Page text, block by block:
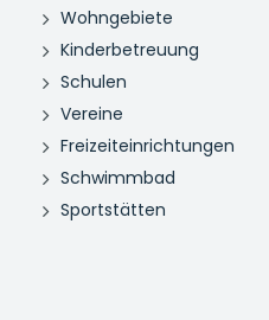
Wohngebiete
Kinderbetreuung
Schulen
Vereine
Freizeiteinrichtungen
Schwimmbad
Sportstätten